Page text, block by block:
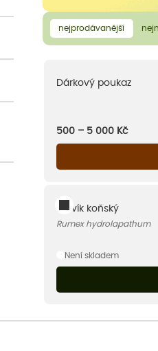
nejprodávanější
Dárkový poukaz
500 – 5 000 Kč
Šťovík koňský
Rumex hydrolapathum
Není skladem